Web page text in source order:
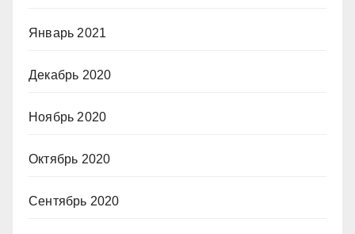
Январь 2021
Декабрь 2020
Ноябрь 2020
Октябрь 2020
Сентябрь 2020